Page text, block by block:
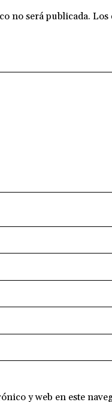
no será publicada. Los
y web en este